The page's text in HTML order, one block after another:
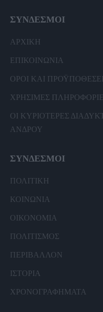
ΣΥΝΔΕΣΜΟΙ
ΑΡΧΙΚΗ
ΕΠΙΚΟΙΝΩΝΙΑ
ΟΡΟΙ ΚΑΙ
ΧΡΗΣΙΜΕΣ
ΟΙ ΚΥΡΙΟΤΕΡΕΣ
ΑΝΔΡΟΥ
ΣΥΝΔΕΣΜΟΙ
ΠΟΛΙΤΙΚΗ
ΚΟΙΝΩΝΙΑ
ΟΙΚΟΝΟΜΙΑ
ΠΟΛΙΤΙΣΜΟΣ
ΠΕΡΙΒΑΛΛΟΝ
ΙΣΤΟΡΙΑ
ΧΡΟΝΟΓΡΑΦΗΜΑΤΑ